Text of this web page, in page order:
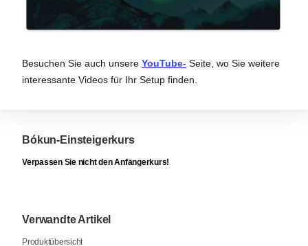
Besuchen Sie auch unsere YouTube- Seite, wo Sie weitere
interessante Videos für Ihr Setup finden.
Bókun-Einsteigerkurs
Verpassen Sie nicht den Anfängerkurs!
Verwandte Artikel
Produktübersicht